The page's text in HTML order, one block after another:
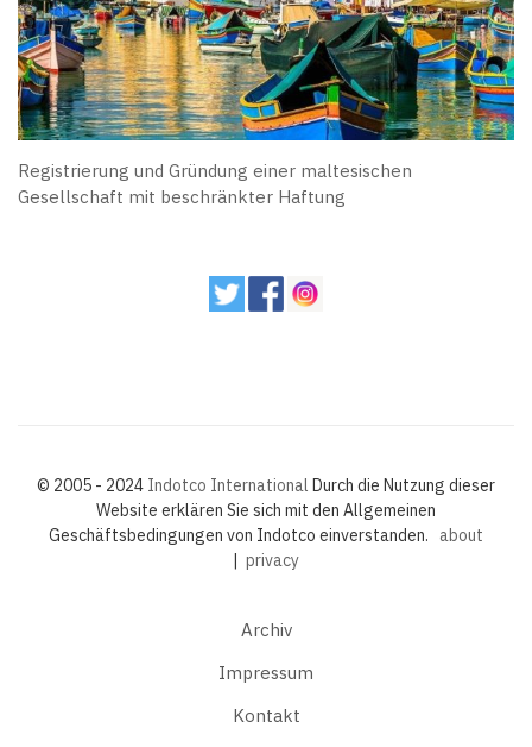
Registrierung und Gründung einer maltesischen
Gesellschaft mit beschränkter Haftung
© 2005 - 2024 Indotco International Durch die Nutzung dieser
Website erklären Sie sich mit den Allgemeinen
Geschäftsbedingungen von Indotco einverstanden. about
| privacy
Archiv
Impressum
Kontakt